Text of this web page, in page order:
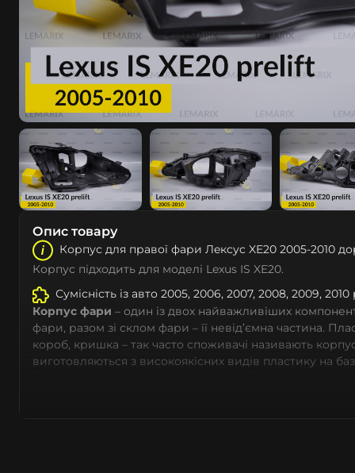
Опис товару
Корпус для правої фари Лeкcуc XE20 2005-2010
Корпус підходить для моделі Lexus IS XE20.
Сумісність із авто 2005, 2006, 2007, 2008, 2009,
Корпус фари – один із двох найважливіших
фари, разом зі склом фари – її невід’ємна частина.
короб, кришка – так часто споживачі називають
виготовляються з високоякісних видів пластику на
полімерів. Надходять від виробників цілком новими